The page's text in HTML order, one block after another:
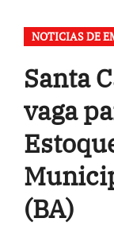
NOTICIAS DE
Santa
vaga
(BA)